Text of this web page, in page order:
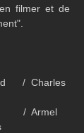
filmer et de
/  Charles
/  Armel